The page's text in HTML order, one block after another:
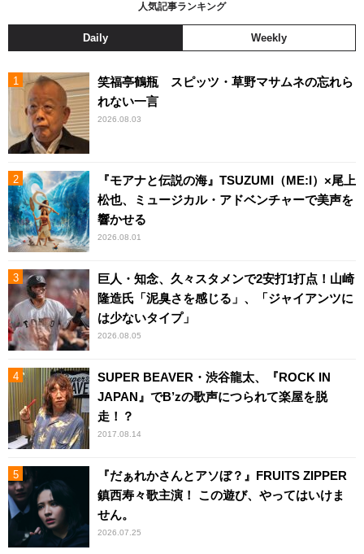
人気記事ランキング
Daily Weekly
笑福亭鶴瓶 スピッツ・草野マサムネの忘れら
れない一言
2026.08.03
『モアナと伝説の海』TSUZUMI（ME:I）×尾上
松也、ミュージカル・アドベンチャーで美声を
響かせる
2026.08.01
巨人・知念、久々スタメンで2安打1打点！山崎
隆造氏「泥臭さを感じる」、「ジャイアンツに
は少ないタイプ」
2026.08.05
SUPER BEAVER・渋谷龍太、『ROCK IN
JAPAN』でB’zの歌声につられて楽屋を脱
走！？
2017.08.14
『だぁれかさんとアソぼ？』FRUITS ZIPPER
鎮西寿々歌主演！ この遊び、やってはいけま
せん。
2026.07.25